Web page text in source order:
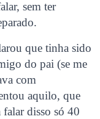
sem ter
que tinha sido
do pai (se me
com
aquilo, que
disso só 40